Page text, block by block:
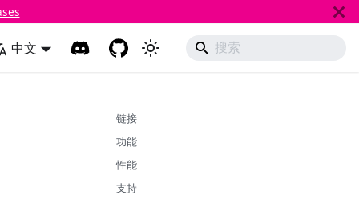
中文
链接
功能
性能
支持